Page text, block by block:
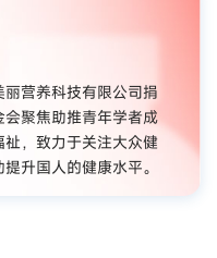
营养科技有限公司捐
聚焦助推青年学者成
，致力于关注大众健
升国人的健康水平。